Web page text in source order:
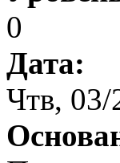
0
Дата:
Чтв, 03/